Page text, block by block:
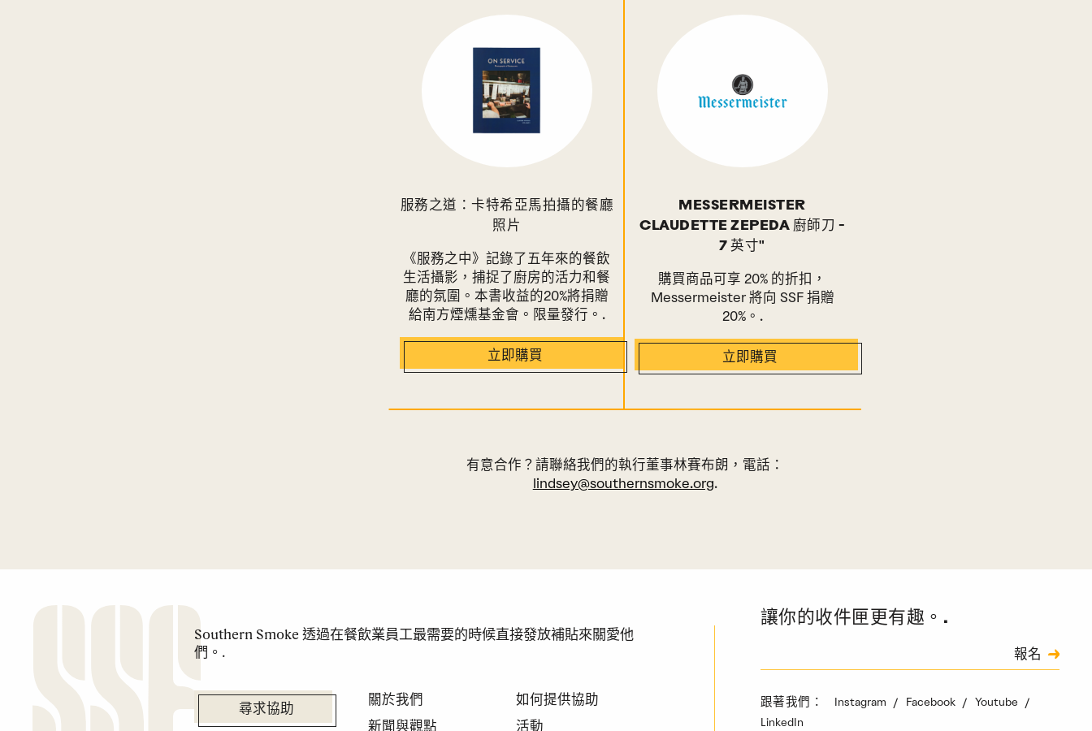
服務之道：卡特希亞馬拍攝的餐廳
照片
《服務之中》記錄了五年來的餐飲
生活攝影，捕捉了廚房的活力和餐
廳的氛圍。本書收益的20%將捐贈
給南方煙燻基金會。限量發行。.
立即購買
MESSERMEISTER
CLAUDETTE ZEPEDA 廚師刀 -
7 英寸"
購買商品可享 20% 的折扣，
Messermeister 將向 SSF 捐贈
20%。.
立即購買
有意合作？請聯絡我們的執行董事林賽布朗，電話：
lindsey@southernsmoke.org.
Southern Smoke 透過在餐飲業員工最需要的時候直接發放補貼來關愛他
們。.
尋求協助
關於我們
新聞與觀點
如何提供協助
活動
讓你的收件匣更有趣。.
驗證碼
報名
跟著我們： Instagram Facebook
Youtube
LinkedIn